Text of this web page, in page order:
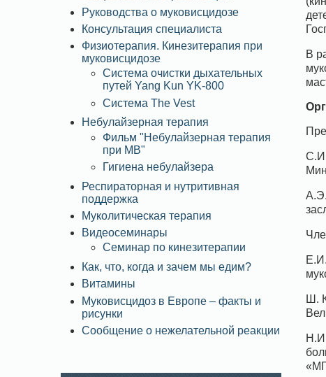
В
Ш.
Руководства о муковисцидозе
Консультация специалиста
Физиотерапия. Кинезитерапия при
муковисцидозе
Система очистки дыхательных
путей Yang Kun YK-800
Система The Vest
Небулайзерная терапия
Фильм "Небулайзерная терапия
при МВ"
Гигиена небулайзера
Респираторная и нутритивная
поддержка
Муколитическая терапия
Видеосеминары
Семинар по кинезитерапии
Как, что, когда и зачем мы едим?
Витамины
Муковисцидоз в Европе – факты и
рисунки
Сообщение о нежелательной реакции